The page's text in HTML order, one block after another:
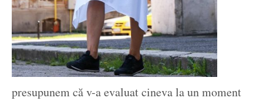
presupunem că v-a evaluat cineva la un moment